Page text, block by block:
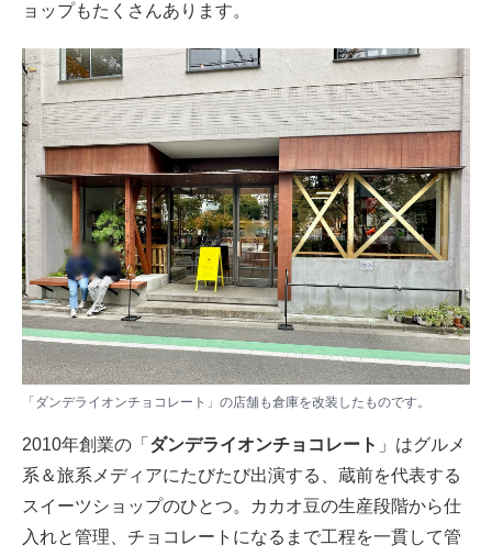
ョップもたくさんあります。
「ダンデライオンチョコレート」の店舗も倉庫を改装したものです。
2010年創業の「 ダンデライオンチョコレート 」はグルメ
系＆旅系メディアにたびたび出演する、蔵前を代表する
スイーツショップのひとつ。カカオ豆の生産段階から仕
入れと管理、チョコレートになるまで工程を一貫して管